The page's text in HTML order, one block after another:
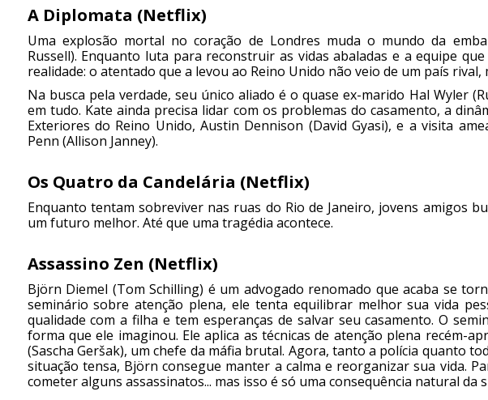
A Diplomata (Netflix)
Uma explosão mortal no coração de Londres muda o mundo da
Russell). Enquanto luta para reconstruir as vidas abaladas e a equipe
realidade: o atentado que a levou ao Reino Unido não veio de um país
Na busca pela verdade, seu único aliado é o quase ex-marido Hal Wyler
em tudo. Kate ainda precisa lidar com os problemas do casamento, a
Exteriores do Reino Unido, Austin Dennison (David Gyasi), e a visita
Penn (Allison Janney).
Os Quatro da Candelária (Netflix)
Enquanto tentam sobreviver nas ruas do Rio de Janeiro, jovens amigos
um futuro melhor. Até que uma tragédia acontece.
Assassino Zen (Netflix)
Björn Diemel (Tom Schilling) é um advogado renomado que acaba se
seminário sobre atenção plena, ele tenta equilibrar melhor sua vida
qualidade com a filha e tem esperanças de salvar seu casamento. O
forma que ele imaginou. Ele aplica as técnicas de atenção plena recém-
(Sascha Geršak), um chefe da máfia brutal. Agora, tanto a polícia quanto
situação tensa, Björn consegue manter a calma e reorganizar sua vida.
cometer alguns assassinatos... mas isso é só uma consequência natural da